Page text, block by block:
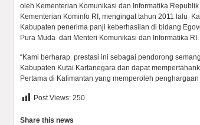
oleh Kementerian Komunikasi dan Informatika
Kementerian Kominfo RI, mengingat tahun 2011 lalu
Kabupaten penerima panji keberhasilan di bidang
Pura Muda dari Menteri Komunikasi dan Informatika RI.
“Kami berharap prestasi ini sebagai pendorong
Kabupaten Kutai Kartanegara dan dapat
Pertama di Kalimantan yang memperoleh
Post Views: 250
Share this news